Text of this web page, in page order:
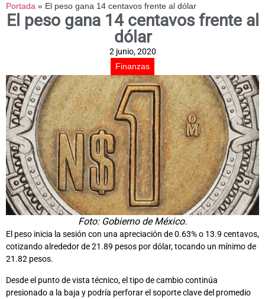
Portada » El peso gana 14 centavos frente al dólar
El peso gana 14 centavos frente al
dólar
2 junio, 2020
Finanzas
Foto: Gobierno de México.
El peso inicia la sesión con una apreciación de 0.63% o 13.9 centavos,
cotizando alrededor de 21.89 pesos por dólar, tocando un mínimo de
21.82 pesos.
Desde el punto de vista técnico, el tipo de cambio continúa
presionado a la baja y podría perforar el soporte clave del promedio